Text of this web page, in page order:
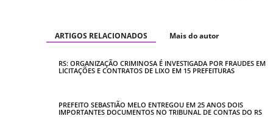
ARTIGOS RELACIONADOS Mais do autor
RS: ORGANIZAÇÃO CRIMINOSA É INVESTIGADA POR FRAUDES EM
LICITAÇÕES E CONTRATOS DE LIXO EM 15 PREFEITURAS
PREFEITO SEBASTIÃO MELO ENTREGOU EM 25 ANOS DOIS
IMPORTANTES DOCUMENTOS NO TRIBUNAL DE CONTAS DO RS